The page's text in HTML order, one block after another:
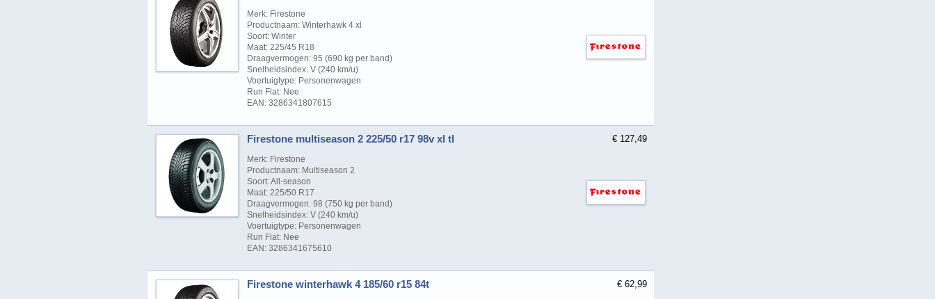
Merk: Firestone
Productnaam: Winterhawk 4 xl
Soort: Winter
Maat: 225/45 R18
Draagvermogen: 95 (690 kg per band)
Snelheidsindex: V (240 km/u)
Voertuigtype: Personenwagen
Run Flat: Nee
EAN: 3286341807615
Firestone multiseason 2 225/50 r17 98v xl tl
Merk: Firestone
Productnaam: Multiseason 2
Soort: All-season
Maat: 225/50 R17
Draagvermogen: 98 (750 kg per band)
Snelheidsindex: V (240 km/u)
Voertuigtype: Personenwagen
Run Flat: Nee
EAN: 3286341675610
€ 127,49
Firestone winterhawk 4 185/60 r15 84t € 62,99